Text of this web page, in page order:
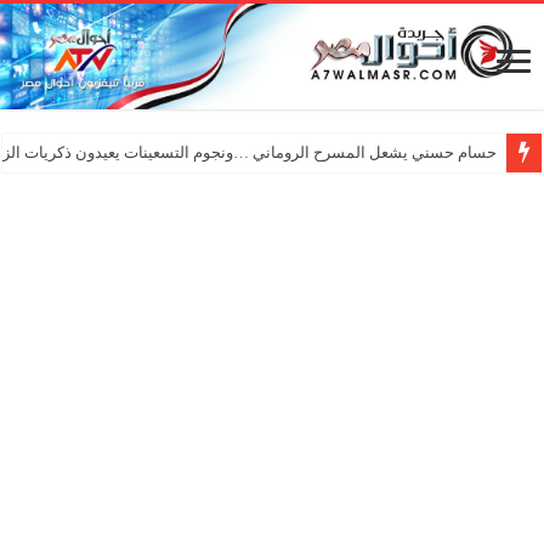
حسام حسني يشعل المسرح الروماني …ونجوم التسعينات يعيدون ذكريات